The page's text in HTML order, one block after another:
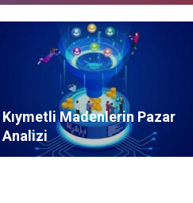
Kıymetli Madenlerin Pazar
Analizi